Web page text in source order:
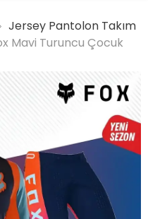
Jersey Pantolon Takım
Mavi Turuncu Çocuk